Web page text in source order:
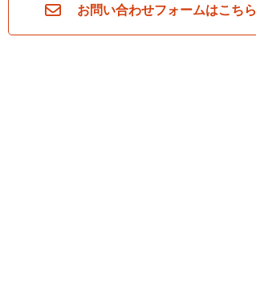
お問い合わせフォームはこちら